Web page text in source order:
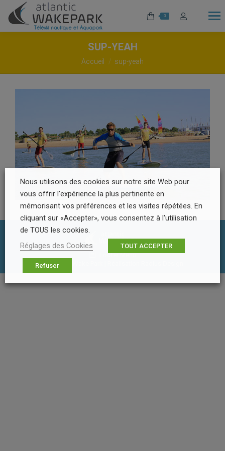
0
SUP-YEAH
Vous êtes ici :
Accueil sup-yeah
Footer Menu
© Atlantic Wake Park | Réalisation
Nous utilisons des cookies sur notre site Web pour
vous offrir l'expérience la plus pertinente en
mémorisant vos préférences et les visites répétées. En
cliquant sur «Accepter», vous consentez à l'utilisation
de TOUS les cookies.
Réglages des Cookies
TOUT ACCEPTER
Refuser